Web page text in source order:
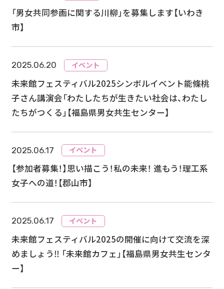
「男女共同参画に関する川柳」を募集します【いわき
市】
2025.06.20 イベント
未来館フェスティバル2025シンボルイベント能條桃
子さん講演会「わたしたちが生きたい社会は、わたし
たちがつくる」【福島県男女共生センター】
2025.06.17 イベント
【参加者募集！】思い描こう！私の未来！ 進もう！理工系
女子への道！【郡山市】
2025.06.17 イベント
未来館フェスティバル2025の開催に向けて交流を深
めましょう‼ 「未来館カフェ」【福島県男女共生センタ
ー】